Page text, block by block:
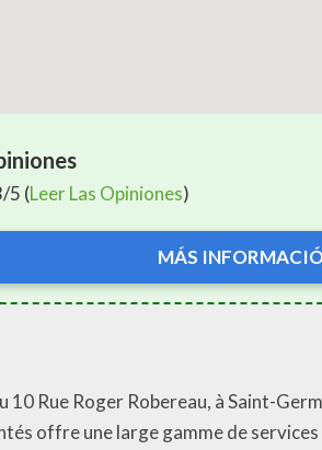
5 (Leer Las Opiniones)
MÁS
Rue Roger Robereau, à Saint-
offre une large gamme de